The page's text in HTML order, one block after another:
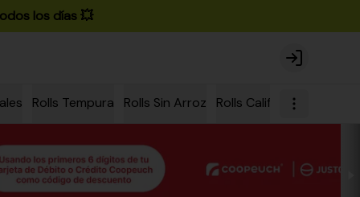
los días 💥
Login
Rolls Tempura Rolls Sin Arroz Rolls California